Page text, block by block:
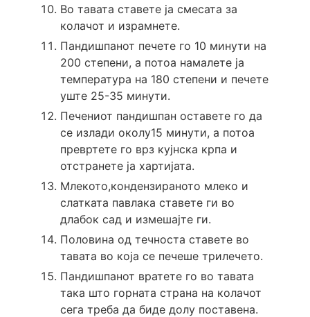
Во тавата ставете ја смесата за
колачот и израмнете.
Пандишпанот печете го 10 минути на
200 степени, а потоа намалете ја
температура на 180 степени и печете
уште 25-35 минути.
Печениот пандишпан оставете го да
се излади околу15 минути, а потоа
превртете го врз кујнска крпа и
отстранете ја хартијата.
Млекото,кондензираното млеко и
слатката павлака ставете ги во
длабок сад и измешајте ги.
Половина од течноста ставете во
тавата во која се печеше трилечето.
Пандишпанот вратете го во тавата
така што горната страна на колачот
сега треба да биде долу поставена.